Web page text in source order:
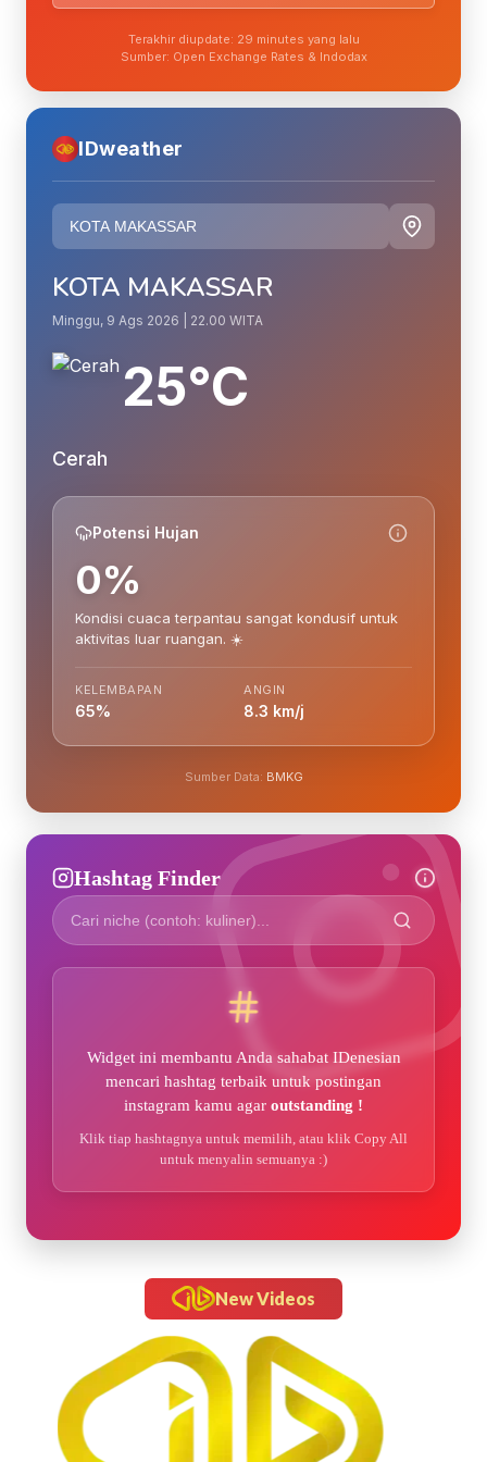
Terakhir diupdate: 29 minutes yang lalu
Sumber: Open Exchange Rates & Indodax
IDweather
KOTA MAKASSAR
Minggu, 9 Ags 2026 | 22.00 WITA
25°C
Cerah
Potensi Hujan
0%
Kondisi cuaca terpantau sangat kondusif untuk
aktivitas luar ruangan. ☀️
KELEMBAPAN
65%
ANGIN
8.3 km/j
Sumber Data: BMKG
Hashtag Finder
Widget ini membantu Anda sahabat IDenesian
mencari hashtag terbaik untuk postingan
instagram kamu agar outstanding !
Klik tiap hashtagnya untuk memilih, atau klik Copy All
untuk menyalin semuanya :)
New Videos